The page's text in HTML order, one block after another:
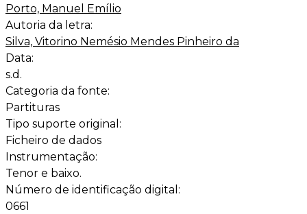
Porto, Manuel Emílio
Autoria da letra:
Silva, Vitorino Nemésio Mendes Pinheiro da
Data:
s.d.
Categoria da fonte:
Partituras
Tipo suporte original:
Ficheiro de dados
Instrumentação:
Tenor e baixo.
Número de identificação digital:
0661